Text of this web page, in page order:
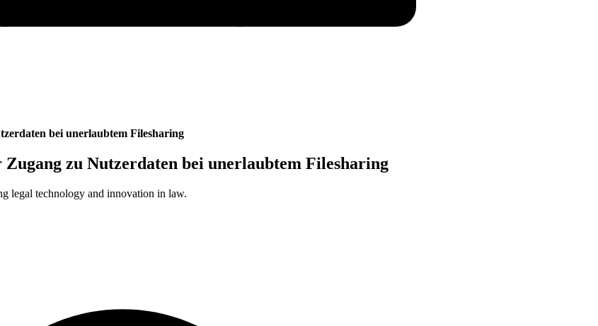
bei unerlaubtem Filesharing
zu Nutzerdaten bei unerlaubtem Filesharing